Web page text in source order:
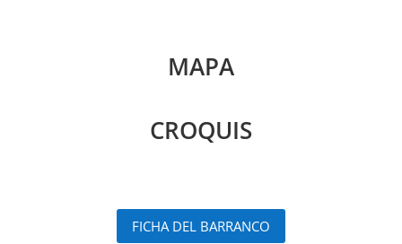
MAPA
CROQUIS
FICHA DEL BARRANCO